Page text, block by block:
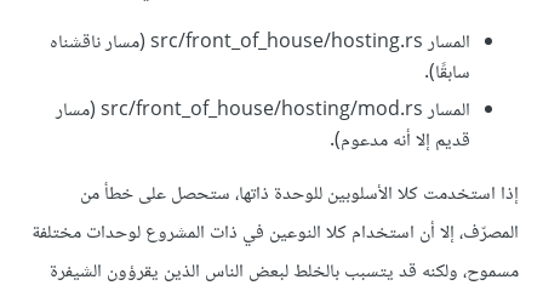
المسار src/front_of_house/hosting.rs (مسار ناقشناه
سابقًا).
المسار src/front_of_house/hosting/mod.rs (مسار
قديم إلا أنه مدعوم).
إذا استخدمت كلا الأسلوبين للوحدة ذاتها، ستحصل على خطأ من
المصرّف، إلا أن استخدام كلا النوعين في ذات المشروع لوحدات مختلفة
مسموح، ولكنه قد يتسبب بالخلط لبعض الناس الذين يقرؤون الشيفرة